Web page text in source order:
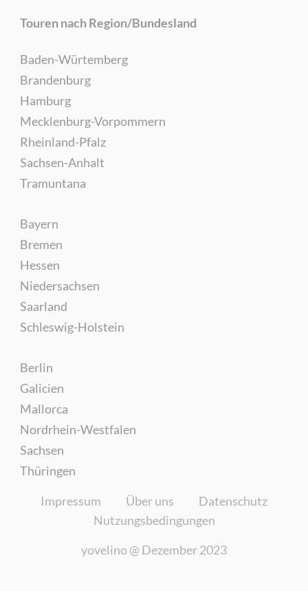
Touren nach Region/Bundesland
Baden-Würtemberg
Brandenburg
Hamburg
Mecklenburg-Vorpommern
Rheinland-Pfalz
Sachsen-Anhalt
Tramuntana
Bayern
Bremen
Hessen
Niedersachsen
Saarland
Schleswig-Holstein
Berlin
Galicien
Mallorca
Nordrhein-Westfalen
Sachsen
Thüringen
Impressum Über uns
Datenschutz
Nutzungsbedingungen
yovelino @ Dezember 2023